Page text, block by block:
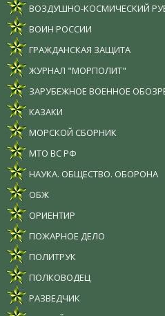
ВОЗДУШНО-КОСМИЧЕСКИЙ
ВОИН РОССИИ
ГРАЖДАНСКАЯ ЗАЩИТА
ЖУРНАЛ "МОРПОЛИТ"
ЗАРУБЕЖНОЕ ВОЕННОЕ
КАЗАКИ
МОРСКОЙ СБОРНИК
МТО ВС РФ
НАУКА. ОБЩЕСТВО. ОБОРОНА
ОБЖ
ОРИЕНТИР
ПОЖАРНОЕ ДЕЛО
ПОЛИТРУК
ПОЛКОВОДЕЦ
РАЗВЕДЧИК